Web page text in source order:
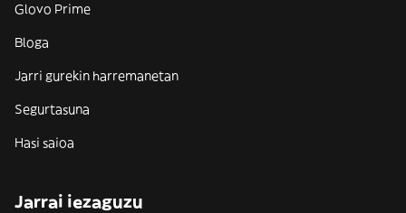
Glovo Prime
Bloga
Jarri gurekin harremanetan
Segurtasuna
Hasi saioa
Jarrai iezaguzu